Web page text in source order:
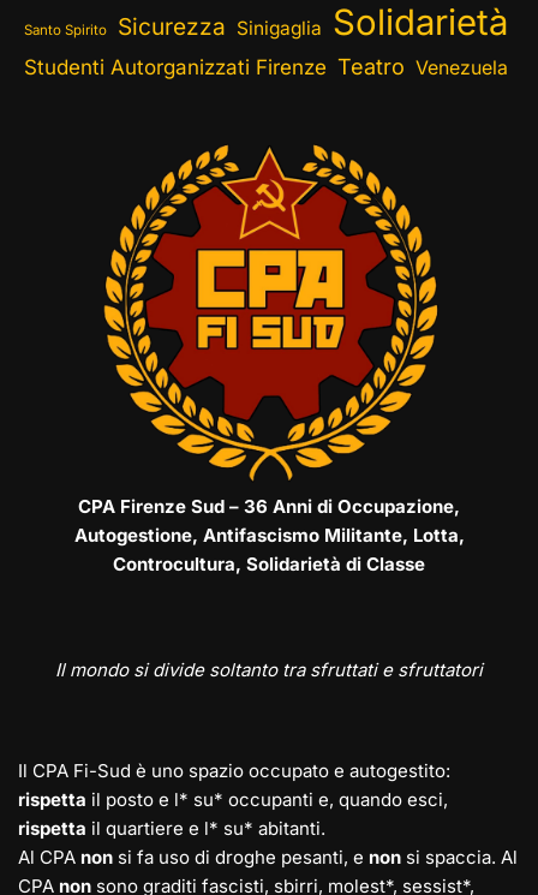
Santo Spirito Sicurezza Sinigaglia Solidarietà
Studenti Autorganizzati Firenze Teatro Venezuela
CPA Firenze Sud – 36 Anni di Occupazione,
Autogestione, Antifascismo Militante, Lotta,
Controcultura, Solidarietà di Classe
Il mondo si divide soltanto tra sfruttati e sfruttatori
Il CPA Fi-Sud è uno spazio occupato e autogestito:
rispetta il posto e l* su* occupanti e, quando esci,
rispetta il quartiere e l* su* abitanti.
Al CPA non si fa uso di droghe pesanti, e non si spaccia. Al
CPA non sono graditi fascisti, sbirri, molest*, sessist*,